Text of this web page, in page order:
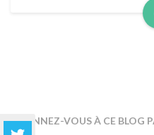
ABONNEZ-VOUS À CE BLOG